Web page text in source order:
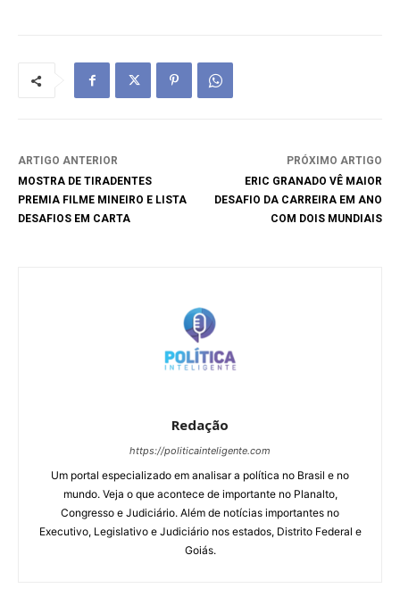
ARTIGO ANTERIOR
MOSTRA DE TIRADENTES
PREMIA FILME MINEIRO E LISTA
DESAFIOS EM CARTA
PRÓXIMO ARTIGO
ERIC GRANADO VÊ MAIOR
DESAFIO DA CARREIRA EM ANO
COM DOIS MUNDIAIS
Redação
https://politicainteligente.com
Um portal especializado em analisar a política no Brasil e no
mundo. Veja o que acontece de importante no Planalto,
Congresso e Judiciário. Além de notícias importantes no
Executivo, Legislativo e Judiciário nos estados, Distrito Federal e
Goiás.